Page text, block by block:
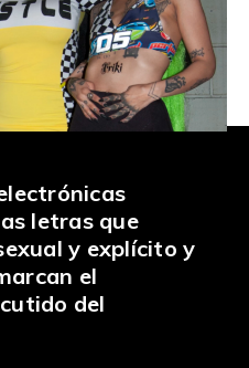
letras que
y explícito y
el
del